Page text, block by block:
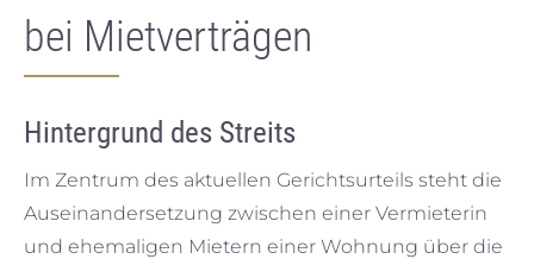
bei Mietverträgen
Hintergrund des Streits
Im Zentrum des aktuellen Gerichtsurteils steht die
Auseinandersetzung zwischen einer Vermieterin
und ehemaligen Mietern einer Wohnung über die